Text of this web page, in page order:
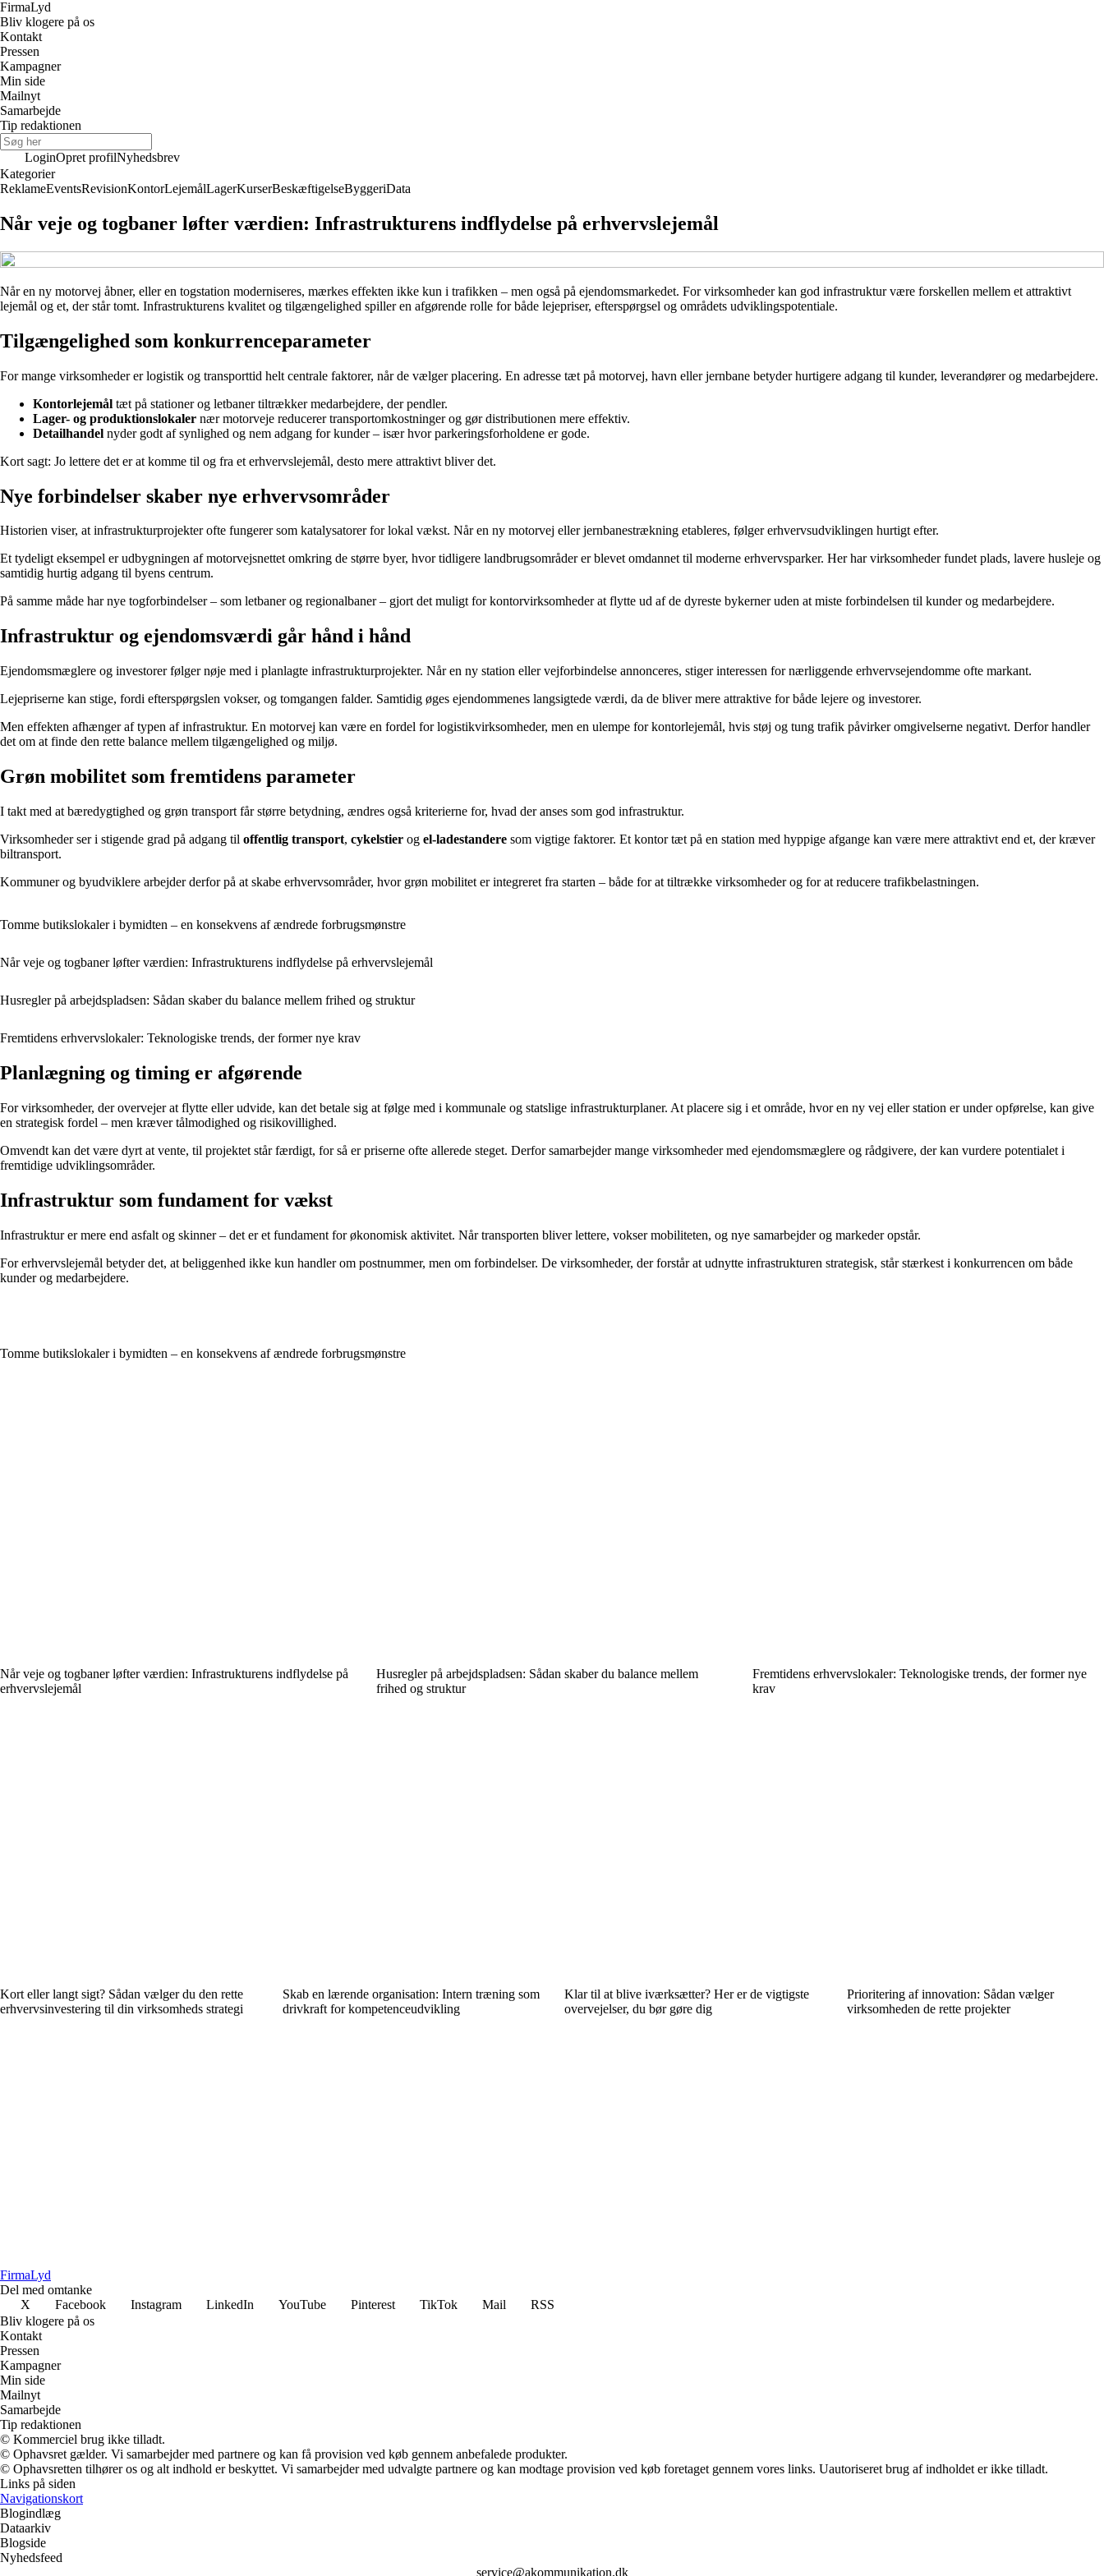
FirmaLyd
Bliv klogere på os
Kontakt
Pressen
Kampagner
Min side
Mailnyt
Samarbejde
Tip redaktionen
LoginOpret profilNyhedsbrev
Kategorier
ReklameEventsRevisionKontorLejemålLagerKurserBeskæftigelseByggeriData
Når veje og togbaner løfter værdien: Infrastrukturens indflydelse på erhvervslejemål
Når en ny motorvej åbner, eller en togstation moderniseres, mærkes effekten ikke kun i trafikken – men også på ejendomsmarkedet. For virksomheder kan god infrastruktur være forskellen mellem et attraktivt
lejemål og et, der står tomt. Infrastrukturens kvalitet og tilgængelighed spiller en afgørende rolle for både lejepriser, efterspørgsel og områdets udviklingspotentiale.
Tilgængelighed som konkurrenceparameter
For mange virksomheder er logistik og transporttid helt centrale faktorer, når de vælger placering. En adresse tæt på motorvej, havn eller jernbane betyder hurtigere adgang til kunder, leverandører og medarbejdere.
Kontorlejemål tæt på stationer og letbaner tiltrækker medarbejdere, der pendler.
Lager- og produktionslokaler nær motorveje reducerer transportomkostninger og gør distributionen mere effektiv.
Detailhandel nyder godt af synlighed og nem adgang for kunder – især hvor parkeringsforholdene er gode.
Kort sagt: Jo lettere det er at komme til og fra et erhvervslejemål, desto mere attraktivt bliver det.
Nye forbindelser skaber nye erhvervsområder
Historien viser, at infrastrukturprojekter ofte fungerer som katalysatorer for lokal vækst. Når en ny motorvej eller jernbanestrækning etableres, følger erhvervsudviklingen hurtigt efter.
Et tydeligt eksempel er udbygningen af motorvejsnettet omkring de større byer, hvor tidligere landbrugsområder er blevet omdannet til moderne erhvervsparker. Her har virksomheder fundet plads, lavere husleje og
samtidig hurtig adgang til byens centrum.
På samme måde har nye togforbindelser – som letbaner og regionalbaner – gjort det muligt for kontorvirksomheder at flytte ud af de dyreste bykerner uden at miste forbindelsen til kunder og medarbejdere.
Infrastruktur og ejendomsværdi går hånd i hånd
Ejendomsmæglere og investorer følger nøje med i planlagte infrastrukturprojekter. Når en ny station eller vejforbindelse annonceres, stiger interessen for nærliggende erhvervsejendomme ofte markant.
Lejepriserne kan stige, fordi efterspørgslen vokser, og tomgangen falder. Samtidig øges ejendommenes langsigtede værdi, da de bliver mere attraktive for både lejere og investorer.
Men effekten afhænger af typen af infrastruktur. En motorvej kan være en fordel for logistikvirksomheder, men en ulempe for kontorlejemål, hvis støj og tung trafik påvirker omgivelserne negativt. Derfor handler
det om at finde den rette balance mellem tilgængelighed og miljø.
Grøn mobilitet som fremtidens parameter
I takt med at bæredygtighed og grøn transport får større betydning, ændres også kriterierne for, hvad der anses som god infrastruktur.
Virksomheder ser i stigende grad på adgang til offentlig transport, cykelstier og el-ladestandere som vigtige faktorer. Et kontor tæt på en station med hyppige afgange kan være mere attraktivt end et, der kræver
biltransport.
Kommuner og byudviklere arbejder derfor på at skabe erhvervsområder, hvor grøn mobilitet er integreret fra starten – både for at tiltrække virksomheder og for at reducere trafikbelastningen.
Tomme butikslokaler i bymidten – en konsekvens af ændrede forbrugsmønstre
Når veje og togbaner løfter værdien: Infrastrukturens indflydelse på erhvervslejemål
Husregler på arbejdspladsen: Sådan skaber du balance mellem frihed og struktur
Fremtidens erhvervslokaler: Teknologiske trends, der former nye krav
Planlægning og timing er afgørende
For virksomheder, der overvejer at flytte eller udvide, kan det betale sig at følge med i kommunale og statslige infrastrukturplaner. At placere sig i et område, hvor en ny vej eller station er under opførelse, kan give
en strategisk fordel – men kræver tålmodighed og risikovillighed.
Omvendt kan det være dyrt at vente, til projektet står færdigt, for så er priserne ofte allerede steget. Derfor samarbejder mange virksomheder med ejendomsmæglere og rådgivere, der kan vurdere potentialet i
fremtidige udviklingsområder.
Infrastruktur som fundament for vækst
Infrastruktur er mere end asfalt og skinner – det er et fundament for økonomisk aktivitet. Når transporten bliver lettere, vokser mobiliteten, og nye samarbejder og markeder opstår.
For erhvervslejemål betyder det, at beliggenhed ikke kun handler om postnummer, men om forbindelser. De virksomheder, der forstår at udnytte infrastrukturen strategisk, står stærkest i konkurrencen om både
kunder og medarbejdere.
Tomme butikslokaler i bymidten – en konsekvens af ændrede forbrugsmønstre
Når veje og togbaner løfter værdien: Infrastrukturens indflydelse på
erhvervslejemål
Husregler på arbejdspladsen: Sådan skaber du balance mellem
frihed og struktur
Fremtidens erhvervslokaler: Teknologiske trends, der former nye
krav
Kort eller langt sigt? Sådan vælger du den rette
erhvervsinvestering til din virksomheds strategi
Skab en lærende organisation: Intern træning som
drivkraft for kompetenceudvikling
Klar til at blive iværksætter? Her er de vigtigste
overvejelser, du bør gøre dig
Prioritering af innovation: Sådan vælger
virksomheden de rette projekter
FirmaLyd
Del med omtanke
X
Facebook Instagram LinkedIn YouTube Pinterest TikTok Mail
RSS
Bliv klogere på os
Kontakt
Pressen
Kampagner
Min side
Mailnyt
Samarbejde
Tip redaktionen
© Kommerciel brug ikke tilladt.
© Ophavsret gælder. Vi samarbejder med partnere og kan få provision ved køb gennem anbefalede produkter.
© Ophavsretten tilhører os og alt indhold er beskyttet. Vi samarbejder med udvalgte partnere og kan modtage provision ved køb foretaget gennem vores links. Uautoriseret brug af indholdet er ikke tilladt.
Links på siden
Navigationskort
Blogindlæg
Dataarkiv
Blogside
Nyhedsfeed
service@akommunikation.dk